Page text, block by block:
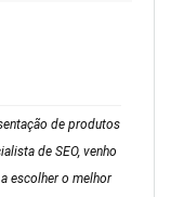
de produtos
de SEO, venho
escolher o melhor